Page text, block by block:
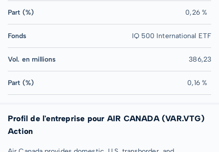
Part (%) 0,26 %
Fonds IQ 500 International ETF
Vol. en millions 386,23
Part (%) 0,16 %
Profil de l'entreprise pour AIR CANADA (VAR.VTG)
Action